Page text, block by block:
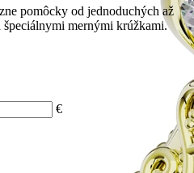
pomôcky od jednoduchých až
špeciálnymi mernými krúžkami.
€